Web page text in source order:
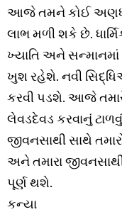
આજે તમને કોઈ
લાભ મળી શકે છે.
ખ્યાતિ અને
ખુશ રહેશે. નવી
કરવી પડશે. આજે
લેવડદેવડ કરવાનું ટાળવું
જીવનસાથી સાથે
અને તમારા
પૂર્ણ થશે.
કન્યા